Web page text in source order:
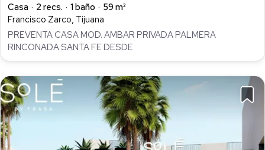
Casa
2 recs. 1 baño
59 m²
Francisco Zarco, Tijuana
PREVENTA CASA MOD. AMBAR PRIVADA PALMERA
RINCONADA SANTA FE DESDE